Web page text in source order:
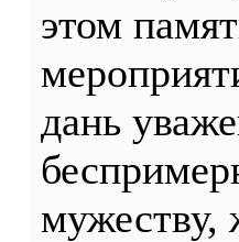
этом
дань
мужеству,